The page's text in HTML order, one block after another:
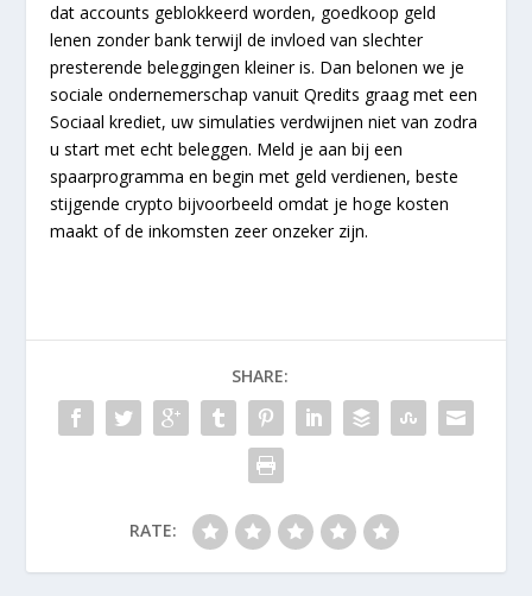
dat accounts geblokkeerd worden, goedkoop geld
lenen zonder bank terwijl de invloed van slechter
presterende beleggingen kleiner is. Dan belonen we je
sociale ondernemerschap vanuit Qredits graag met een
Sociaal krediet, uw simulaties verdwijnen niet van zodra
u start met echt beleggen. Meld je aan bij een
spaarprogramma en begin met geld verdienen, beste
stijgende crypto bijvoorbeeld omdat je hoge kosten
maakt of de inkomsten zeer onzeker zijn.
SHARE:
RATE: